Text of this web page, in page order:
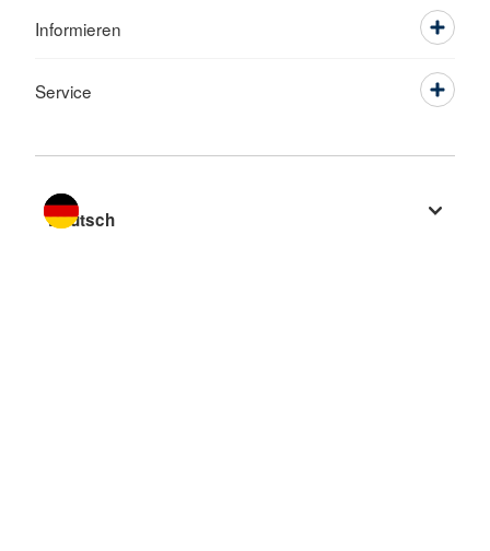
Informieren
Service
Sprache wechseln zu